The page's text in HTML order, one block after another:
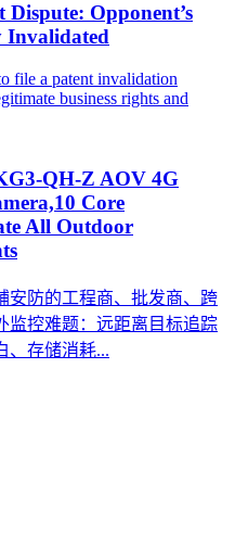
Opponent’s
Invalidated
file a patent invalidation
business rights and
QH-Z AOV 4G
Core
All Outdoor
安防的工程商、批发商、跨
监控难题：远距离目标追踪
、存储消耗...